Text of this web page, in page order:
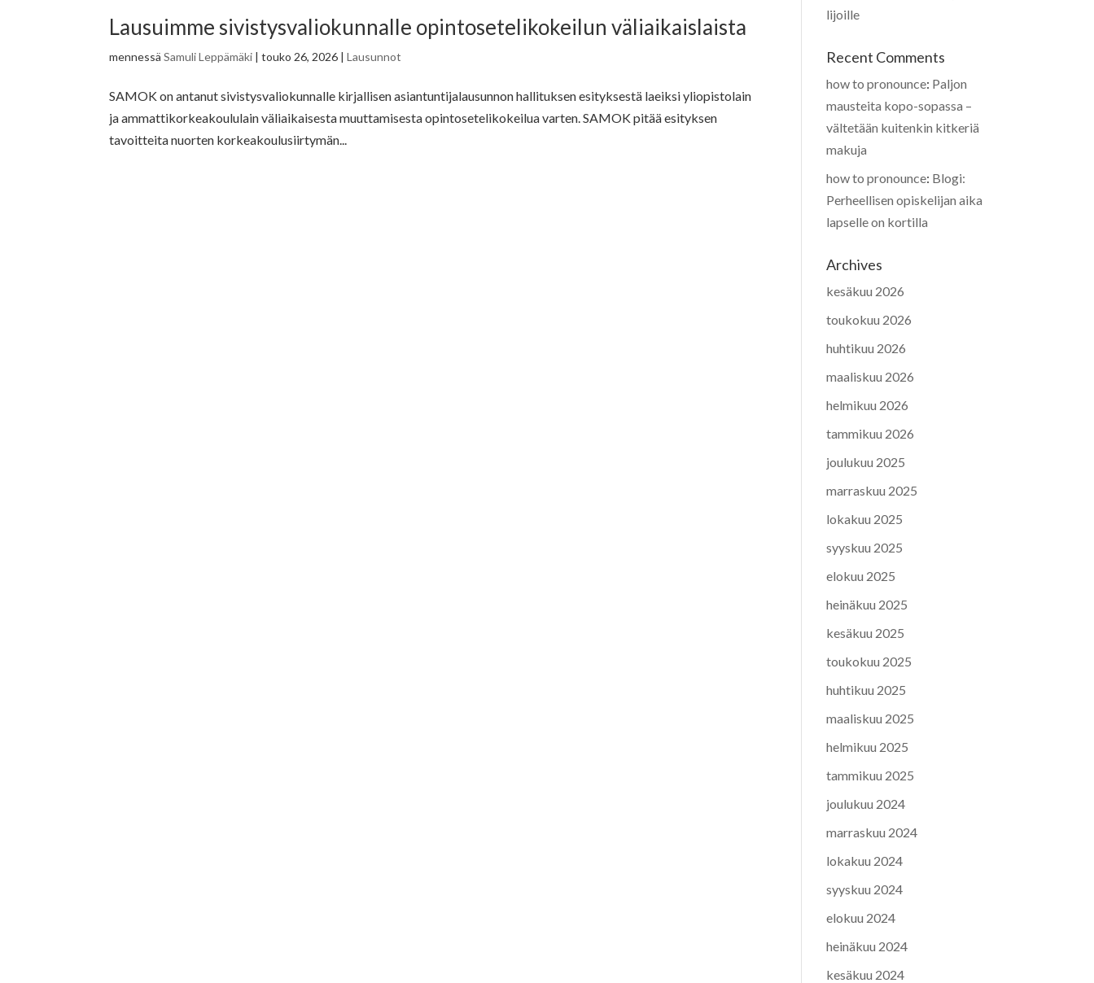
Lausuimme sivistysvaliokunnalle opintosetelikokeilun väliaikaislaista
mennessäSamuli Leppämäki |touko 26, 2026 |Lausunnot
SAMOK on antanut sivistysvaliokunnalle kirjallisen asiantuntijalausunnon hallituksen esityksestä laeiksi yliopistolain
ja ammattikorkeakoululain väliaikaisesta muuttamisesta opintosetelikokeilua varten. SAMOK pitää esityksen
tavoitteita nuorten korkeakoulusiirtymän...
lijoille
Recent Comments
how to pronounce: Paljon
mausteita kopo-sopassa –
vältetään kuitenkin kitkeriä
makuja
how to pronounce: Blogi:
Perheellisen opiskelijan aika
lapselle on kortilla
Archives
kesäkuu 2026
toukokuu 2026
huhtikuu 2026
maaliskuu 2026
helmikuu 2026
tammikuu 2026
joulukuu 2025
marraskuu 2025
lokakuu 2025
syyskuu 2025
elokuu 2025
heinäkuu 2025
kesäkuu 2025
toukokuu 2025
huhtikuu 2025
maaliskuu 2025
helmikuu 2025
tammikuu 2025
joulukuu 2024
marraskuu 2024
lokakuu 2024
syyskuu 2024
elokuu 2024
heinäkuu 2024
kesäkuu 2024